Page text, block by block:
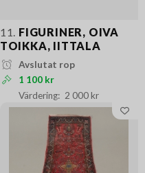
11. FIGURINER, OIVA
TOIKKA, IITTALA
Avslutat rop
1 100 kr
2 000 kr